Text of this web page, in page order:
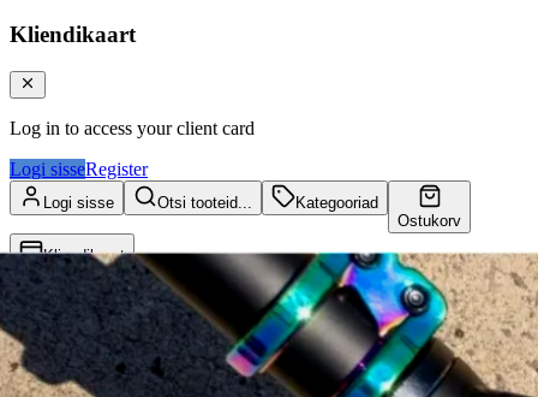
Kliendikaart
Log in to access your client card
Logi sisseRegister
Logi sisse Otsi tooteid...
Kategooriad
Ostukorv
Kliendikaart